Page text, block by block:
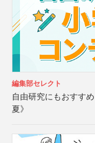
編集部セレクト
自由研究にもおすす
夏》